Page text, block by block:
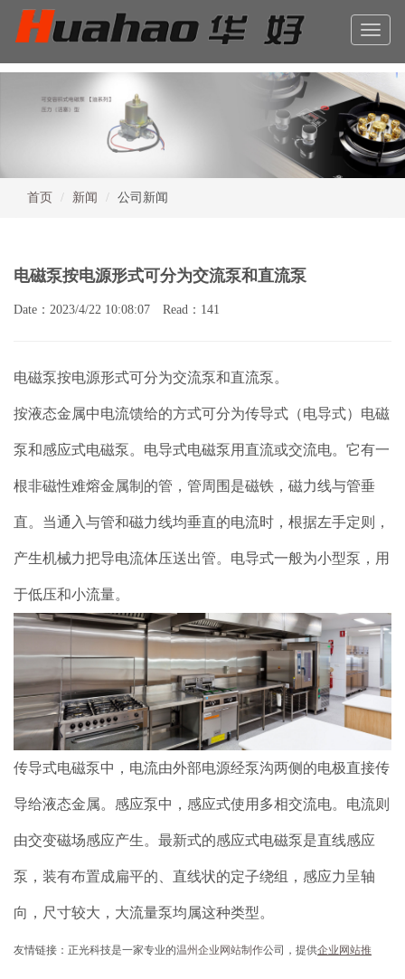
Toggle
首页 新闻 公司新闻
电磁泵按电源形式可分为交流泵和直流泵
Date：2023/4/22 10:08:07 Read：141
电磁泵按电源形式可分为交流泵和直流泵。
按液态金属中电流馈给的方式可分为传导式（电导式）电磁
泵和感应式电磁泵。电导式电磁泵用直流或交流电。它有一
根非磁性难熔金属制的管，管周围是磁铁，磁力线与管垂
直。当通入与管和磁力线均垂直的电流时，根据左手定则，
产生机械力把导电流体压送出管。电导式一般为小型泵，用
于低压和小流量。
传导式电磁泵中，电流由外部电源经泵沟两侧的电极直接传
导给液态金属。感应泵中，感应式使用多相交流电。电流则
由交变磁场感应产生。最新式的感应式电磁泵是直线感应
泵，装有布置成扁平的、直线状的定子绕组，感应力呈轴
向，尺寸较大，大流量泵均属这种类型。
友情链接：正光科技是一家专业的温州企业网站制作公司，提供企业网站推